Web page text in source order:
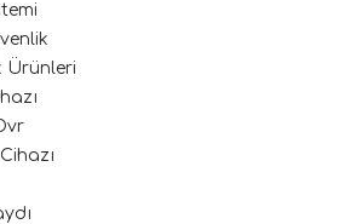
Ürünleri